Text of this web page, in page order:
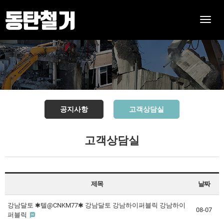
Toggle
공지사항 고객상담실
고객상담실
제목 날짜
강남달토 ✱텔@CNKM77✱ 강남달토 강남하이퍼블릭 강남하이
퍼블릭
08-07